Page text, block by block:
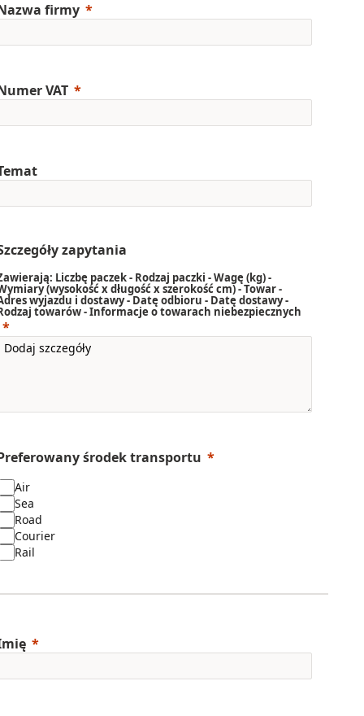
firmy
VAT
zapytania
Liczbę paczek - Rodzaj paczki - Wagę (kg) -
(wysokość x długość x szerokość cm) - Towar -
wyjazdu i dostawy - Datę odbioru - Datę dostawy -
towarów - Informacje o towarach niebezpiecznych
środek transportu
Air
Sea
Road
Courier
Rail